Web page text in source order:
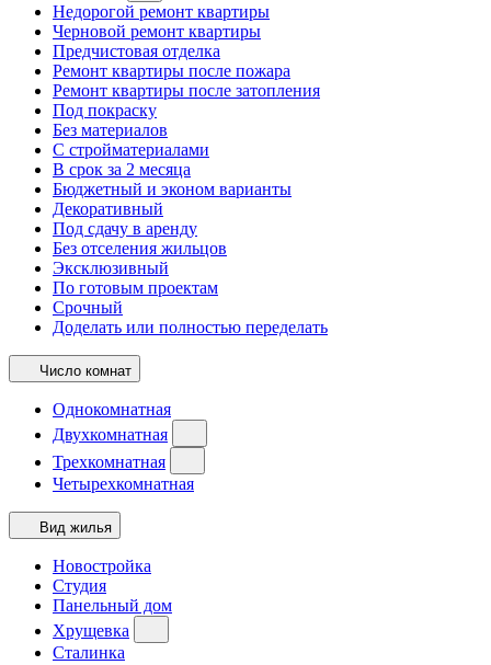
Недорогой ремонт квартиры
Черновой ремонт квартиры
Предчистовая отделка
Ремонт квартиры после пожара
Ремонт квартиры после затопления
Под покраску
Без материалов
С стройматериалами
В срок за 2 месяца
Бюджетный и эконом варианты
Декоративный
Под сдачу в аренду
Без отселения жильцов
Эксклюзивный
По готовым проектам
Срочный
Доделать или полностью переделать
Число комнат
Однокомнатная
Двухкомнатная
Трехкомнатная
Четырехкомнатная
Вид жилья
Новостройка
Студия
Панельный дом
Хрущевка
Сталинка